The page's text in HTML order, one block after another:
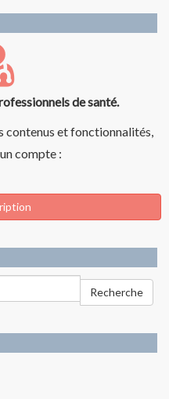
de santé.
contenus et fonctionnalités,
compte :
Recherche